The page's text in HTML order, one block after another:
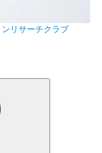
リサーチクラブ